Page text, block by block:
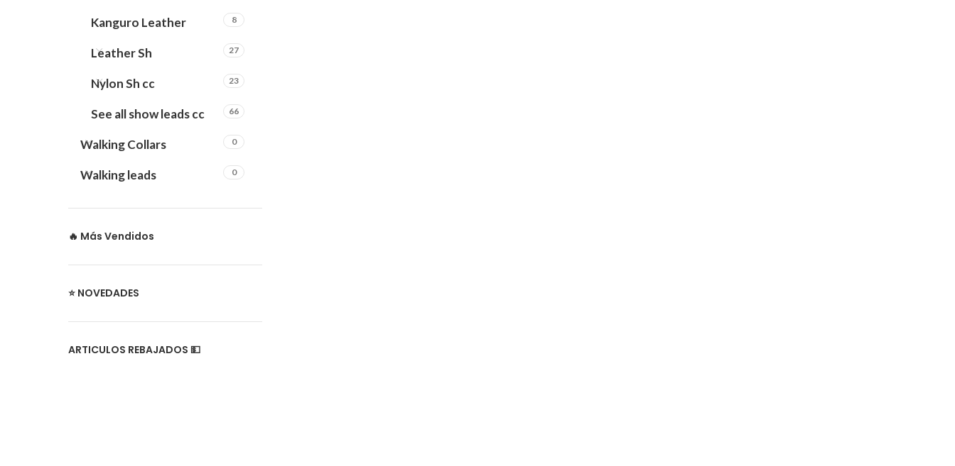
Kanguro Leather 8
Leather Sh 27
Nylon Sh cc 23
See all show leads cc 66
Walking Collars 0
Walking leads 0
🔥 Más Vendidos
⭐ NOVEDADES
ARTICULOS REBAJADOS 💵